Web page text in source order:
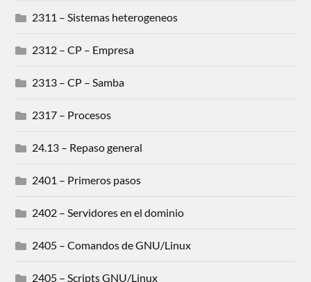
2311 – Sistemas heterogeneos
2312 – CP – Empresa
2313 – CP – Samba
2317 – Procesos
24.13 – Repaso general
2401 – Primeros pasos
2402 – Servidores en el dominio
2405 – Comandos de GNU/Linux
2405 – Scripts GNU/Linux